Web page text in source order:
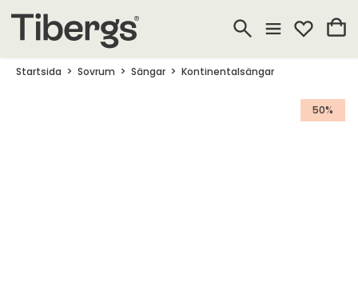
Startsida Sovrum Sängar Kontinentalsängar
50%